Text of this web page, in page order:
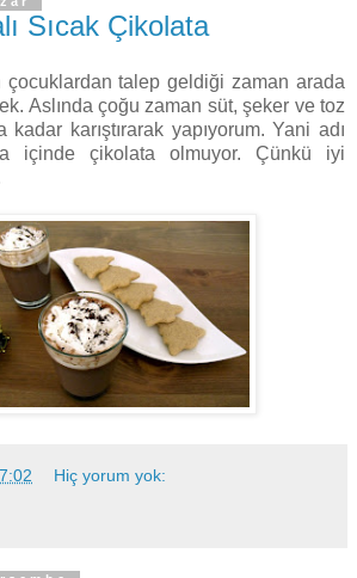
Sıcak Çikolata
çocuklardan talep geldiği zaman arada
Aslında çoğu zaman süt, şeker ve toz
karıştırarak yapıyorum. Yani adı
içinde çikolata olmuyor. Çünkü iyi
Hiç yorum yok: